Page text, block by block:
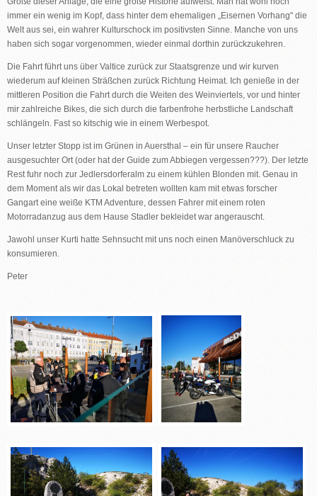
immer ein wenig im Kopf, dass hinter dem ehemaligen „Eisernen Vorhang" die
Welt aus sei, ein wahrer Kulturschock im positivsten Sinne. Manche von uns
haben sich sogar vorgenommen, wieder einmal dorthin zurückzukehren.
Die Fahrt führt uns über Valtice zurück zur Staatsgrenze und wir kurven
wiederum auf kleinen Sträßchen zurück Richtung Heimat. Ich genieße in der
mittleren Position die Fahrt durch die Weiten des Weinviertels, vor und hinter
mir zahlreiche Bikes, die sich durch die farbenfrohe herbstliche Landschaft
schlängeln. Fast so kitschig wie in einem Werbespot.
Unser letzter Stopp ist im Grünen in Auersthal – ein für unsere Raucher
ausgesuchter Ort (oder hat der Guide zum Abbiegen vergessen???). Der letzte
Rest fuhr noch zur Jedlersdorferalm zu einem kühlen Blonden mit. Genau in
dem Moment als wir das Lokal betreten wollten kam mit etwas forscher
Gangart eine weiße KTM Adventure, dessen Fahrer mit einem roten
Motorradanzug aus dem Hause Stadler bekleidet war angerauscht.
Jawohl unser Kurti hatte Sehnsucht mit uns noch einen Manöverschluck zu
konsumieren.
Peter